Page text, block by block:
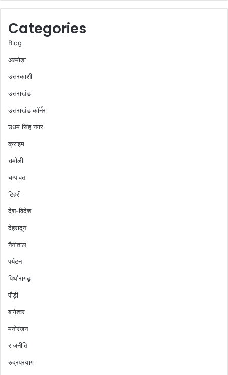
Categories
Blog
अल्मोड़ा
उत्तरकाशी
उत्तराखंड
उत्तराखंड कॉर्नर
उधम सिंह नगर
क्राइम
चमोली
चम्पावत
टिहरी
देश-विदेश
देहरादून
नैनीताल
पर्यटन
पिथौरागढ़
पौड़ी
बागेश्वर
मनोरंजन
राजनीति
रुद्रप्रयाग